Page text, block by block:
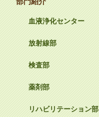
血液浄化センター
放射線部
検査部
薬剤部
リハビリテーション部